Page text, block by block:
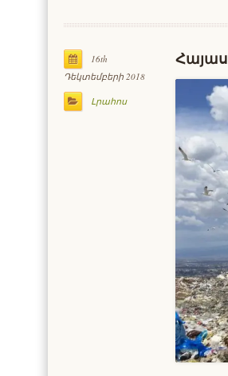
16th
Դեկտեմբերի 2018
Լրահոս